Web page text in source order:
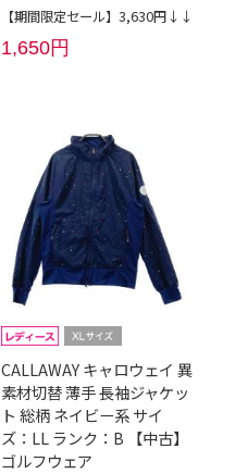
【期間限定セール】3,630円↓↓
1,650円
CALLAWAY キャロウェイ 異
素材切替 薄手 長袖ジャケッ
ト 総柄 ネイビー系 サイ
ズ：LL ランク：B 【中古】
ゴルフウェア